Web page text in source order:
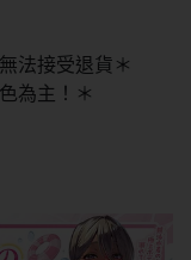
法接受退貨＊
為主！＊